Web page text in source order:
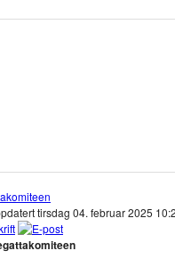
tirsdag 04. februar 2025